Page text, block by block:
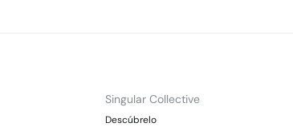
Singular Collective
Descúbrelo